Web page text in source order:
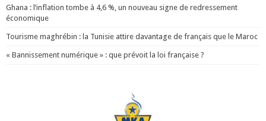
Ghana : l’inflation tombe à 4,6 %, un nouveau signe de redressement
économique
Tourisme maghrébin : la Tunisie attire davantage de français que le Maroc
« Bannissement numérique » : que prévoit la loi française ?